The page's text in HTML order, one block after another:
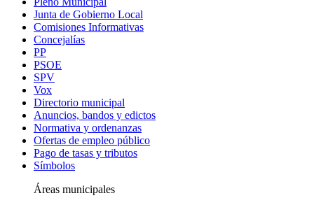
Junta de Gobierno Local
Comisiones Informativas
Concejalías
PP
PSOE
SPV
Vox
Directorio municipal
Anuncios, bandos y edictos
Normativa y ordenanzas
Ofertas de empleo público
Pago de tasas y tributos
Símbolos
Áreas municipales